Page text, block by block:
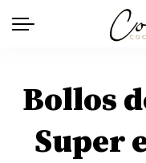
Bollos
Super